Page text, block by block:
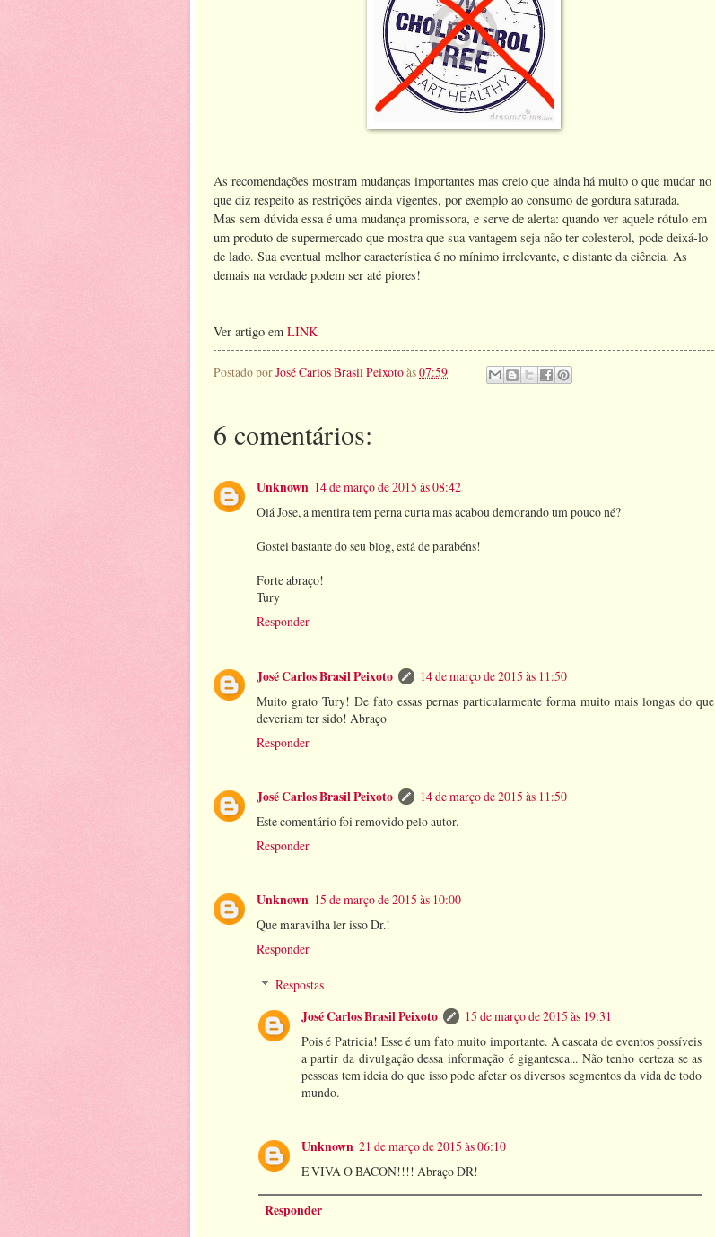
As recomendações mostram mudanças importantes mas creio que ainda há muito o que mudar no
que diz respeito as restrições ainda vigentes, por exemplo ao consumo de gordura saturada.
Mas sem dúvida essa é uma mudança promissora, e serve de alerta: quando ver aquele rótulo em
um produto de supermercado que mostra que sua vantagem seja não ter colesterol, pode deixá-lo
de lado. Sua eventual melhor característica é no mínimo irrelevante, e distante da ciência. As
demais na verdade podem ser até piores!
Ver artigo em LINK
Postado porJosé Carlos Brasil Peixotoàs07:59
6 comentários:
Unknown 14 de março de 2015 às 08:42
Olá Jose, a mentira tem perna curta mas acabou demorando um pouco né?
Gostei bastante do seu blog, está de parabéns!
Forte abraço!
Tury
Responder
José Carlos Brasil Peixoto
14 de março de 2015 às 11:50
Muito grato Tury! De fato essas pernas particularmente forma muito mais longas do que
deveriam ter sido! Abraço
Responder
José Carlos Brasil Peixoto
14 de março de 2015 às 11:50
Este comentário foi removido pelo autor.
Responder
Unknown 15 de março de 2015 às 10:00
Que maravilha ler isso Dr.!
Responder
Respostas
José Carlos Brasil Peixoto
15 de março de 2015 às 19:31
Pois é Patricia! Esse é um fato muito importante. A cascata de eventos possíveis
a partir da divulgação dessa informação é gigantesca... Não tenho certeza se as
pessoas tem ideia do que isso pode afetar os diversos segmentos da vida de todo
mundo.
Unknown 21 de março de 2015 às 06:10
E VIVA O BACON!!!! Abraço DR!
Responder